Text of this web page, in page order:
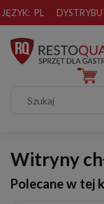
JĘZYK: PL
Witryny
Polecane w tej